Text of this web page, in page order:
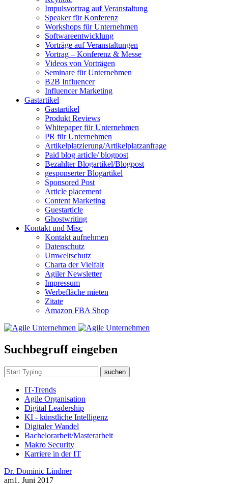
Impulsvortrag auf Veranstaltung
Speaker für Konferenz
Workshops für Unternehmen
Softwareentwicklung
Vorträge auf Veranstaltungen
Vortrag – Konferenz & Messe
Videos von Vorträgen
Seminare für Unternehmen
B2B Influencer
Influencer Marketing
Gastartikel
Gastartikel
Produkt Reviews
Whitepaper für Unternehmen
PR für Unternehmen
Artikelplatzierung/Artikelplatzanfrage
Paid blog article/ blogpost
Bezahlter Blogartikel/Blogpost
gesponserter Blogartikel
Sponsored Post
Article placement
Content Marketing
Guestarticle
Ghostwriting
Kontakt und Misc
Kontakt aufnehmen
Datenschutz
Umweltschutz
Charta der Vielfalt
Agiler Newsletter
Impressum
Werbefläche mieten
Zitate
Amazon FBA Shop
Suchbegruff eingeben
suchen
IT-Trends
Agile Organisation
Digital Leadership
KI - künstliche Intelligenz
Digitaler Wandel
Bachelorarbeit/Masterarbeit
Makro Security
Karriere in der IT
Dr. Dominic Lindner
am1. Juni 2017